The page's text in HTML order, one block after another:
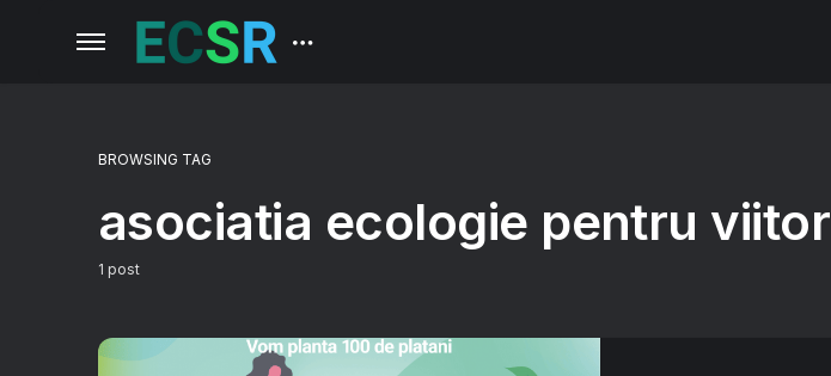
BROWSING TAG
asociatia ecologie pentru viitor
1 post